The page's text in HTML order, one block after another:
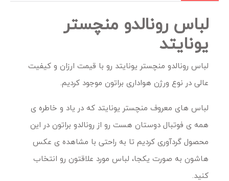
لباس رونالدو منچستر
یونایتد
لباس رونالدو منچستر یونایتد رو با قیمت ارزان و کیفیت
عالی در نوع ورژن هواداری براتون موجود کردیم.
لباس های معروف منچستر یونایتد که در یاد و خاطره ی
همه ی فوتبال دوستان هست رو از رونالدو براتون در این
محصول گردآوری کردیم تا به راحتی با مشاهده ی عکس
هاشون به صورت یکجا، لباس مورد علاقتون رو انتخاب
کنید.